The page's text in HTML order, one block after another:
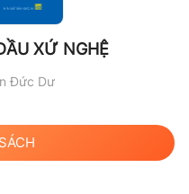
XỨ NGHỆ
Đức Dư